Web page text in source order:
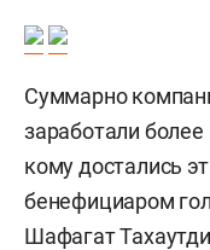
Суммарно
заработали
кому достались
бенефициаром
Шафагат